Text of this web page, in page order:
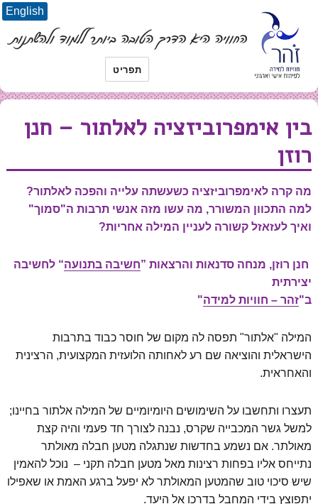
English
תפריט
בין אימפרוביזציה לאלתור – חנן
רוזן
מה קרה לאימפרוביזציה כשעשתה עלייה והפכה לאלתור?
למה התכוון המשורר, מה עשו מזה אנשי תרבות ה"סמוך"
ואיך לעזאזל קשורה לעניין המילה אחריות?
חנן רוזן, מנחה סדנאות והרצאות ”חשיבה בתנועה“ לחשיבה
יצירתית
ב"זהר – חוויות למידה"
המילה "אלתור" תפסה לה מקום של חוסר כבוד בתרבות
הישראלית והוציאה שם רע לאחותה הלועזית המקצועית, הרצינית
והאחראית.
תעצרו ותחשבו על השימושים היומיומיים של המילה אלתור בחיינו;
למשל גשר המכבייה שקרס, נבנה לצורך חד פעמי והיה קצת
מאולתר. אם נשמע בחדשות שנתגלה מטען חבלה מאולתר
נתייחס אליו בפחות רצינות מאל מטען חבלה תקני – נוכל להאמין
שיש סיכוי טוב שהמטען המאולתר לא יפעל ברגע האמת או שאפילו
יתפוצץ בידי המחבל בדרכו אל היעד.